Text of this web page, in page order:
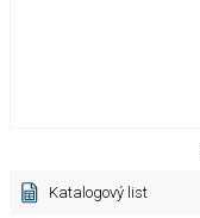
Katalogový list